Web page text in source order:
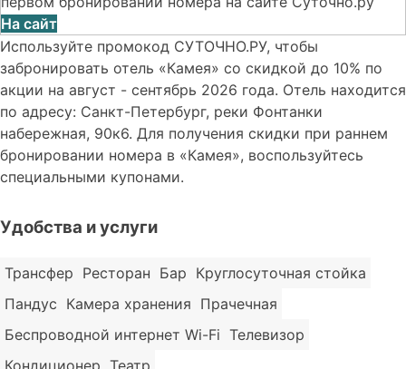
На сайт
Используйте промокод СУТОЧНО.РУ, чтобы
забронировать отель «Камея» со скидкой до 10% по
акции на август - сентябрь 2026 года. Отель находится
по адресу: Санкт-Петербург, реки Фонтанки
набережная, 90к6. Для получения скидки при раннем
бронировании номера в «Камея», воспользуйтесь
специальными купонами.
Удобства и услуги
Трансфер Ресторан Бар Круглосуточная стойка
Пандус Камера хранения Прачечная
Беспроводной интернет Wi-Fi Телевизор
Кондиционер Театр